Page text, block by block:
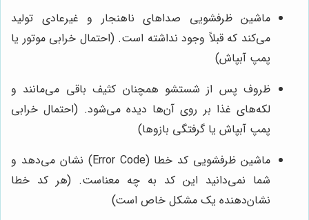
ماشین ظرفشویی صداهای ناهنجار و غیرعادی تولید
می‌کند که قبلاً وجود نداشته است. (احتمال خرابی موتور یا
پمپ آبپاش)
ظروف پس از شستشو همچنان کثیف باقی می‌مانند و
لکه‌های غذا بر روی آن‌ها دیده می‌شود. (احتمال خرابی
پمپ آبپاش یا گرفتگی بازوها)
ماشین ظرفشویی کد خطا (Error Code) نشان می‌دهد و
شما نمی‌دانید این کد به چه معناست. (هر کد خطا
نشان‌دهنده یک مشکل خاص است)